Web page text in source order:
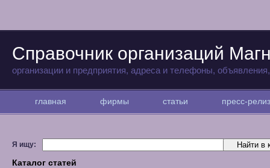
Справочник организаций
организации и предприятия, адреса и телефоны,
главная фирмы статьи пресс-
Я ищу:
Каталог статей